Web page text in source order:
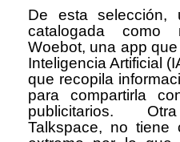
De esta
catalogada como
Woebot, una app
Inteligencia Artificial
que recopila
para compartirla
publicitarios. Otra
Talkspace, no tiene